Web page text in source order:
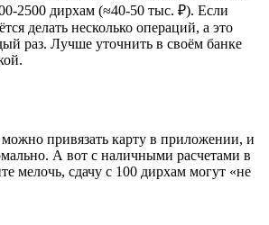
2500 дирхам (≈40-50 тыс. ₽). Если
делать несколько операций, а это
раз. Лучше уточнить в своём банке
привязать карту в приложении, и
А вот с наличными расчетами в
мелочь, сдачу с 100 дирхам могут «не